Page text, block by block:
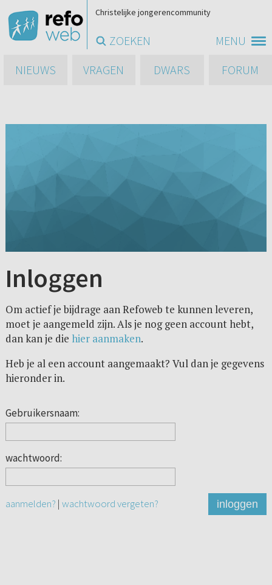
MENU
Christelijke jongerencommunity
ZOEKEN
NIEUWS
VRAGEN DWARS FORUM
Inloggen
Om actief je bijdrage aan Refoweb te kunnen leveren,
moet je aangemeld zijn. Als je nog geen account hebt,
dan kan je die hier aanmaken.
Heb je al een account aangemaakt? Vul dan je gegevens
hieronder in.
Gebruikersnaam:
wachtwoord:
aanmelden? | wachtwoord vergeten? inloggen